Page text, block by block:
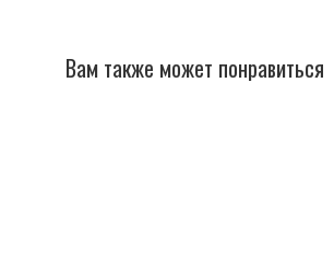
Вам также может понравиться